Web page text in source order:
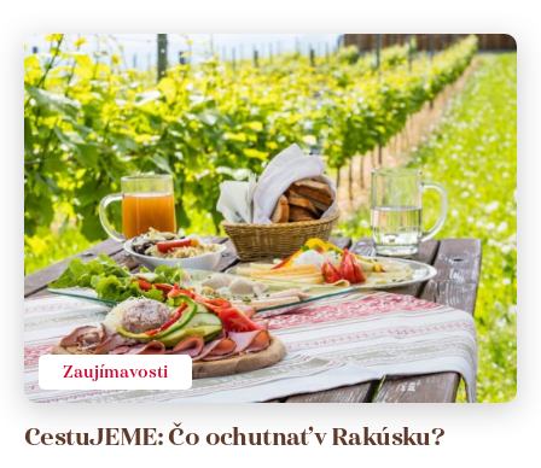
Zaujímavosti
CestuJEME: Čo ochutnať v Rakúsku?